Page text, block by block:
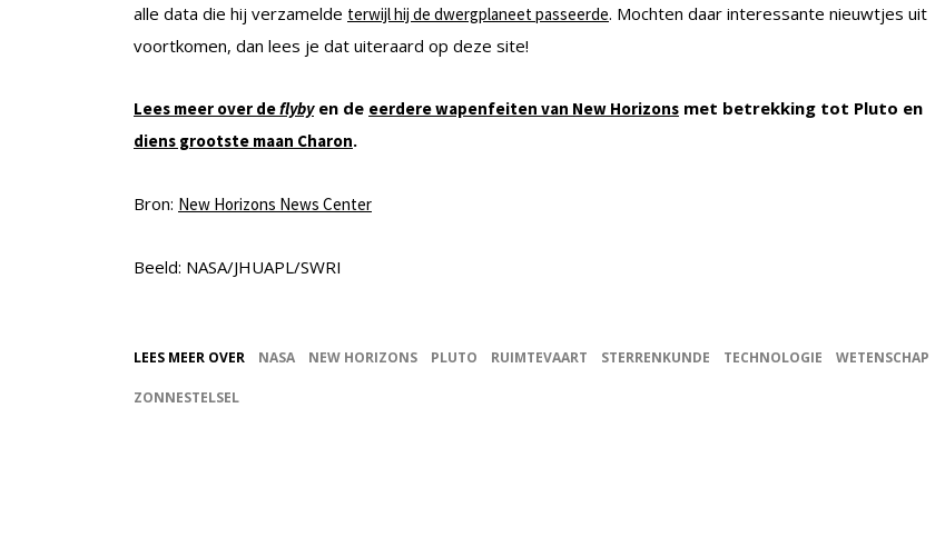
alle data die hij verzamelde terwijl hij de dwergplaneet passeerde. Mochten daar interessante nieuwtjes uit
voortkomen, dan lees je dat uiteraard op deze site!
Lees meer over deflybyen de eerdere wapenfeiten van New Horizons met betrekking tot Pluto en
diens grootste maan Charon.
Bron: New Horizons News Center
Beeld: NASA/JHUAPL/SWRI
LEES MEER OVER NASA NEW HORIZONS PLUTO RUIMTEVAART STERRENKUNDE TECHNOLOGIE WETENSCHAP
ZONNESTELSEL